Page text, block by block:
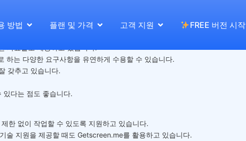
방법 플랜 및 가격 고객 지원 FREE 버전 시작
하는 다양한 요구사항을 유연하게 수용할 수 있습니다.
갖추고 있습니다.
있다는 점도 좋습니다.
한 없이 작업할 수 있도록 지원하고 있습니다.
술 지원을 제공할 때도 Getscreen.me를 활용하고 있습니다.